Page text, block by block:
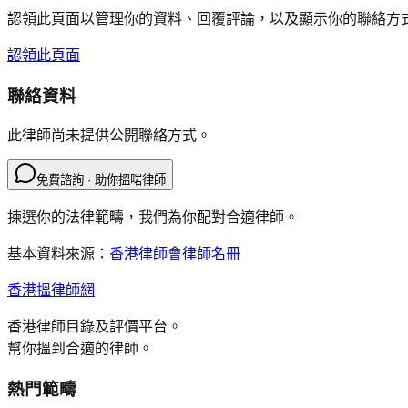
認領此頁面以管理你的資料、回覆評論，以及顯示你的聯絡方
認領此頁面
聯絡資料
此律師尚未提供公開聯絡方式。
免費諮詢 · 助你搵啱律師
揀選你的法律範疇，我們為你配對合適律師。
基本資料來源： 香港律師會律師名冊
香港搵律師網
香港律師目錄及評價平台。
幫你搵到合適的律師。
熱門範疇